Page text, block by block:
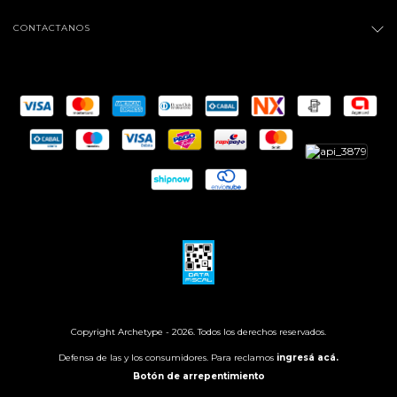
CONTACTANOS
Copyright Archetype - 2026. Todos los derechos reservados.
Defensa de las y los consumidores. Para reclamos ingresá acá.
Botón de arrepentimiento